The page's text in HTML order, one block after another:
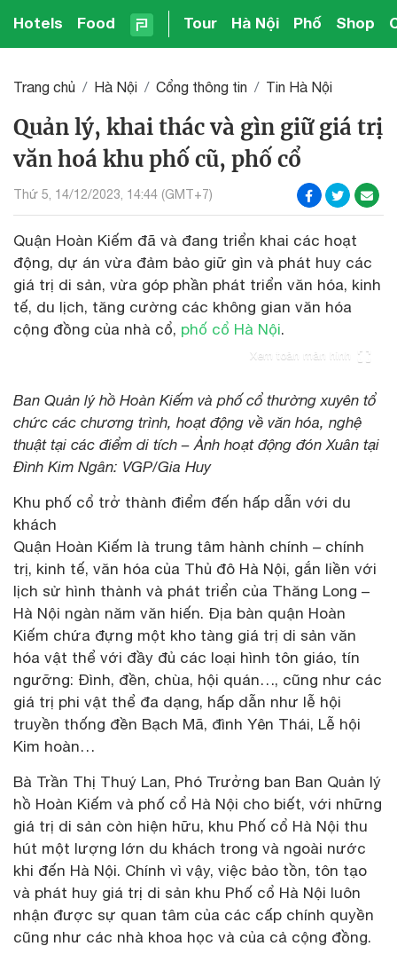
Hotels Food Tour Hà Nội Phố Shop
Trang chủ Hà Nội Cổng thông tin Tin Hà Nội
Quản lý, khai thác và gìn giữ giá trị
văn hoá khu phố cũ, phố cổ
Thứ 5, 14/12/2023, 14:44 (GMT+7)
Quận Hoàn Kiếm đã và đang triển khai các hoạt
động, dự án vừa đảm bảo giữ gìn và phát huy các
giá trị di sản, vừa góp phần phát triển văn hóa, kinh
tế, du lịch, tăng cường các không gian văn hóa
cộng đồng của nhà cổ, phố cổ Hà Nội.
Xem toàn màn hình
Ban Quản lý hồ Hoàn Kiếm và phố cổ thường xuyên tổ
chức các chương trình, hoạt động về văn hóa, nghệ
thuật tại các điểm di tích – Ảnh hoạt động đón Xuân tại
Đình Kim Ngân: VGP/Gia Huy
Khu phố cổ trở thành điểm đến hấp dẫn với du
khách
Quận Hoàn Kiếm là trung tâm hành chính – chính
trị, kinh tế, văn hóa của Thủ đô Hà Nội, gắn liền với
lịch sử hình thành và phát triển của Thăng Long –
Hà Nội ngàn năm văn hiến. Địa bàn quận Hoàn
Kiếm chứa đựng một kho tàng giá trị di sản văn
hóa vật thể với đầy đủ các loại hình tôn giáo, tín
ngưỡng: Đình, đền, chùa, hội quán…, cũng như các
giá trị phi vật thể đa dạng, hấp dẫn như lễ hội
truyền thống đền Bạch Mã, đình Yên Thái, Lễ hội
Kim hoàn…
Bà Trần Thị Thuý Lan, Phó Trưởng ban Ban Quản lý
hồ Hoàn Kiếm và phố cổ Hà Nội cho biết, với những
giá trị di sản còn hiện hữu, khu Phố cổ Hà Nội thu
hút một lượng lớn du khách trong và ngoài nước
khi đến Hà Nội. Chính vì vậy, việc bảo tồn, tôn tạo
và phát huy giá trị di sản khu Phố cổ Hà Nội luôn
nhận được sự quan tâm của các cấp chính quyền
cũng như các nhà khoa học và của cả cộng đồng.